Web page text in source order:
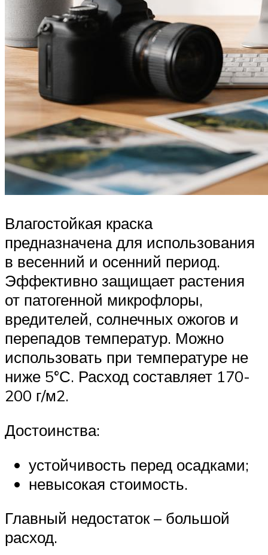
Влагостойкая краска
предназначена для использования
в весенний и осенний период.
Эффективно защищает растения
от патогенной микрофлоры,
вредителей, солнечных ожогов и
перепадов температур. Можно
использовать при температуре не
ниже 5°С. Расход составляет 170-
200 г/м2.
Достоинства:
устойчивость перед осадками;
невысокая стоимость.
Главный недостаток – большой
расход.